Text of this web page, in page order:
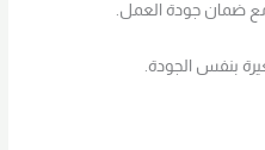
ضمان جودة العمل.
بنفس الجودة.